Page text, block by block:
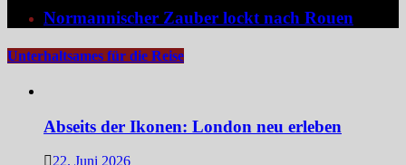
Normannischer Zauber lockt nach Rouen
Unterhaltsames für die Reise
Abseits der Ikonen: London neu erleben
22. Juni 2026